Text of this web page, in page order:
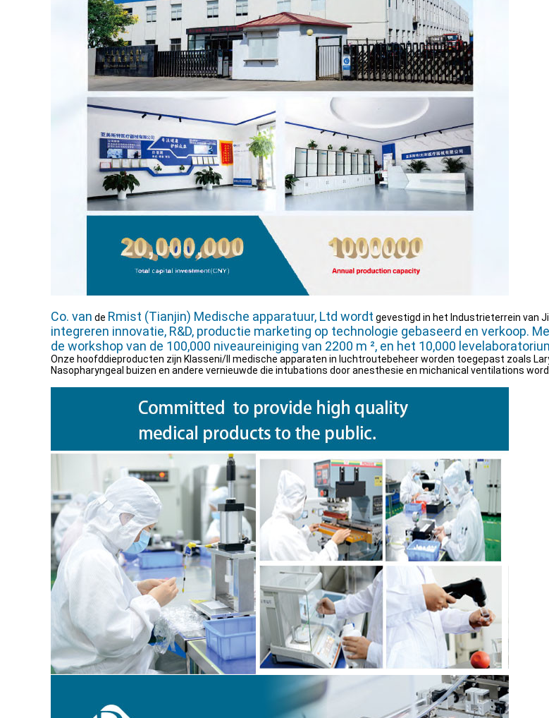
Co. van de Rmist (Tianjin) Medische apparatuur, Ltd wordt gevestigd in het Industrieterrein van
integreren innovatie, R&D, productie marketing op technologie gebaseerd en verkoop.
de workshop van de 100,000 niveaureiniging van 2200 m ², en het 10,000
Onze hoofddieproducten zijn Klasseni/ll medische apparaten in luchtroutebeheer worden toegepast zoals
Nasopharyngeal buizen en andere vernieuwde die intubations door anesthesie en michanical ventilations